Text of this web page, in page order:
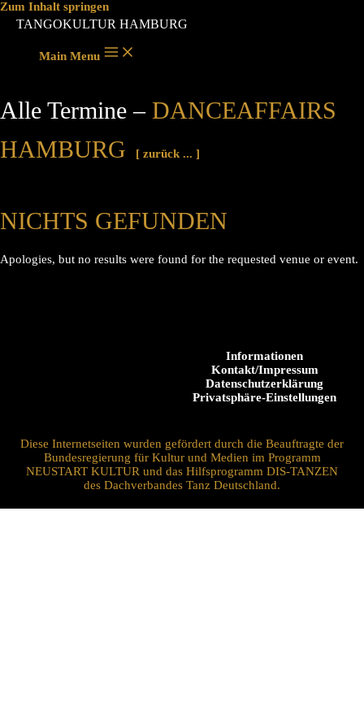
Zum Inhalt springen
TANGOKULTUR HAMBURG
Main Menu
Alle Termine – DANCEAFFAIRS
HAMBURG [ zurück ... ]
NICHTS GEFUNDEN
Apologies, but no results were found for the requested venue or event.
Informationen
Kontakt/Impressum
Datenschutzerklärung
Privatsphäre-Einstellungen
Diese Internetseiten wurden gefördert durch die Beauftragte der
Bundesregierung für Kultur und Medien im Programm
NEUSTART KULTUR und das Hilfsprogramm DIS-TANZEN
des Dachverbandes Tanz Deutschland.